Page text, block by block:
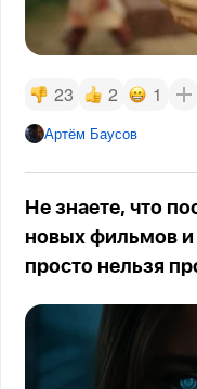
23 2 1
Артём Баусов
Не знаете, что
новых фильмов и
просто нельзя